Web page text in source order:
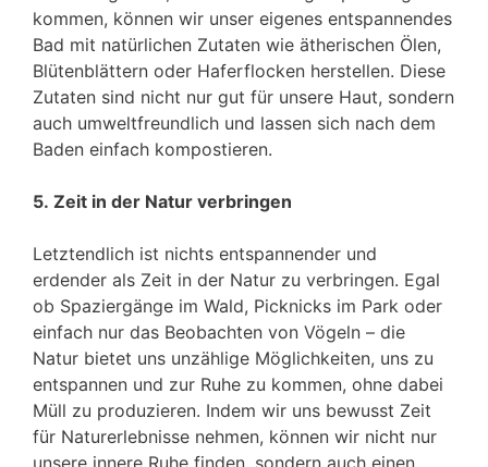
kommen, können wir unser eigenes entspannendes
Bad mit natürlichen Zutaten wie ätherischen Ölen,
Blütenblättern oder Haferflocken herstellen. Diese
Zutaten sind nicht nur gut für unsere Haut, sondern
auch umweltfreundlich und lassen sich nach dem
Baden einfach kompostieren.
5. Zeit in der Natur verbringen
Letztendlich ist nichts entspannender und
erdender als Zeit in der Natur zu verbringen. Egal
ob Spaziergänge im Wald, Picknicks im Park oder
einfach nur das Beobachten von Vögeln – die
Natur bietet uns unzählige Möglichkeiten, uns zu
entspannen und zur Ruhe zu kommen, ohne dabei
Müll zu produzieren. Indem wir uns bewusst Zeit
für Naturerlebnisse nehmen, können wir nicht nur
unsere innere Ruhe finden, sondern auch einen